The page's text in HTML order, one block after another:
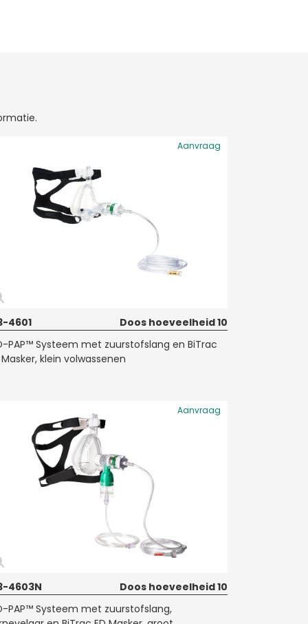
Aanvraag
4601
Doos hoeveelheid 10
PAP™ Systeem met zuurstofslang en BiTrac
Masker, klein volwassenen
Aanvraag
4603N
Doos hoeveelheid 10
PAP™ Systeem met zuurstofslang,